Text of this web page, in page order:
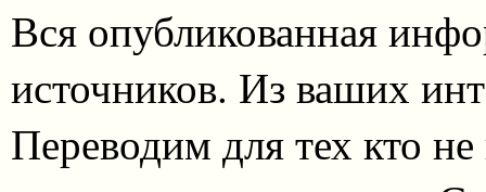
Вся опубликованная
источников. Из ваших
Переводим для тех кто